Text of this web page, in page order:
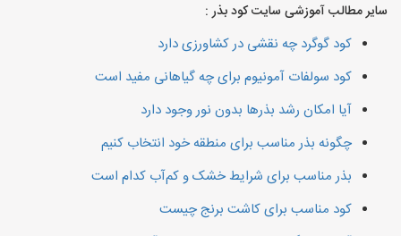
سایر مطالب آموزشی سایت کود بذر :
کود گوگرد چه نقشی در کشاورزی دارد
کود سولفات آمونیوم برای چه گیاهانی مفید است
آیا امکان رشد بذرها بدون نور وجود دارد
چگونه بذر مناسب برای منطقه خود انتخاب کنیم
بذر مناسب برای شرایط خشک و کم‌آب کدام است
کود مناسب برای کاشت برنج چیست